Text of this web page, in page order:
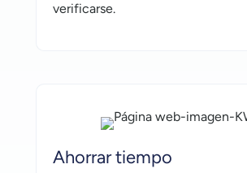
verificarse.
Ahorrar tiempo